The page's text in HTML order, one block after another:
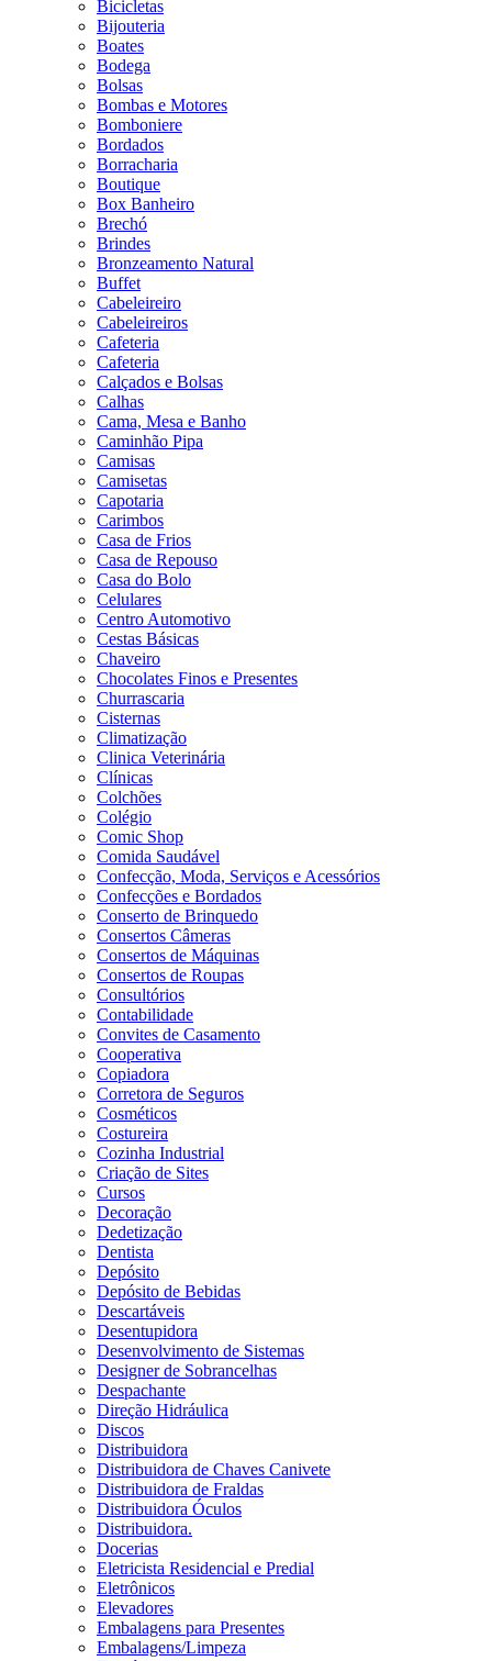
Bicicletas
Bijouteria
Boates
Bodega
Bolsas
Bombas e Motores
Bomboniere
Bordados
Borracharia
Boutique
Box Banheiro
Brechó
Brindes
Bronzeamento Natural
Buffet
Cabeleireiro
Cabeleireiros
Cafeteria
Cafeteria
Calçados e Bolsas
Calhas
Cama, Mesa e Banho
Caminhão Pipa
Camisas
Camisetas
Capotaria
Carimbos
Casa de Frios
Casa de Repouso
Casa do Bolo
Celulares
Centro Automotivo
Cestas Básicas
Chaveiro
Chocolates Finos e Presentes
Churrascaria
Cisternas
Climatização
Clinica Veterinária
Clínicas
Colchões
Colégio
Comic Shop
Comida Saudável
Confecção, Moda, Serviços e Acessórios
Confecções e Bordados
Conserto de Brinquedo
Consertos Câmeras
Consertos de Máquinas
Consertos de Roupas
Consultórios
Contabilidade
Convites de Casamento
Cooperativa
Copiadora
Corretora de Seguros
Cosméticos
Costureira
Cozinha Industrial
Criação de Sites
Cursos
Decoração
Dedetização
Dentista
Depósito
Depósito de Bebidas
Descartáveis
Desentupidora
Desenvolvimento de Sistemas
Designer de Sobrancelhas
Despachante
Direção Hidráulica
Discos
Distribuidora
Distribuidora de Chaves Canivete
Distribuidora de Fraldas
Distribuidora Óculos
Distribuidora.
Docerias
Eletricista Residencial e Predial
Eletrônicos
Elevadores
Embalagens para Presentes
Embalagens/Limpeza